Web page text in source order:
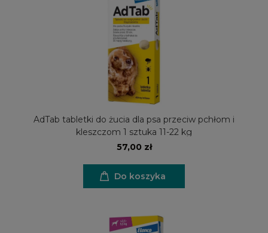
AdTab tabletki do żucia dla psa przeciw pchłom i
kleszczom 1 sztuka 11-22 kg
57,00 zł
Do koszyka